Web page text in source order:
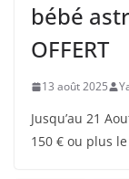
bébé
OFFERT
13 août 2025
Jusqu’au 21
150 € ou plus